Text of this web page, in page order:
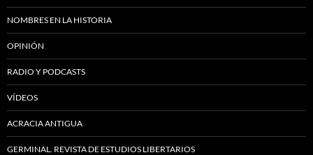
NOMBRES EN LA HISTORIA
OPINIÓN
RADIO Y PODCASTS
VÍDEOS
ACRACIA ANTIGUA
GERMINAL. REVISTA DE ESTUDIOS LIBERTARIOS